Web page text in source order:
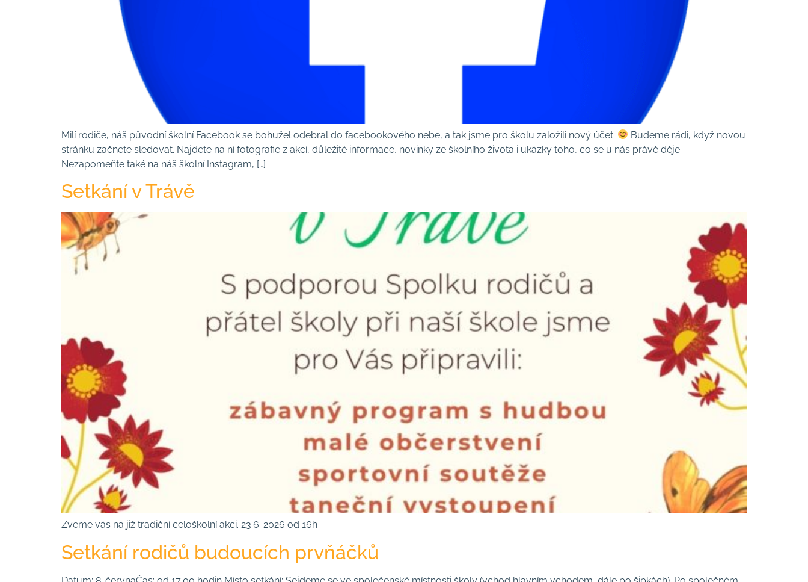
Milí rodiče, náš původní školní Facebook se bohužel odebral do facebookového nebe, a tak jsme pro školu založili nový účet.
Budeme rádi, když novou
stránku začnete sledovat. Najdete na ní fotografie z akcí, důležité informace, novinky ze školního života i ukázky toho, co se u nás právě děje.
Nezapomeňte také na náš školní Instagram, […]
Setkání v Trávě
Zveme vás na již tradiční celoškolní akci. 23.6. 2026 od 16h
Setkání rodičů budoucích prvňáčků